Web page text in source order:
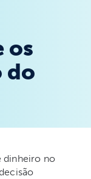
os
do
dinheiro no